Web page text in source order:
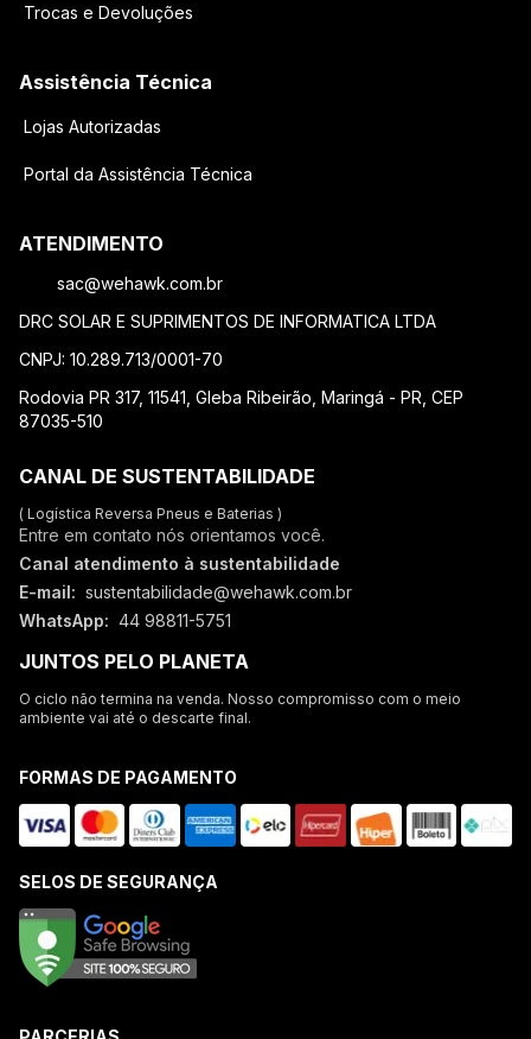
Trocas e Devoluções
Assistência Técnica
Lojas Autorizadas
Portal da Assistência Técnica
ATENDIMENTO
sac@wehawk.com.br
DRC SOLAR E SUPRIMENTOS DE INFORMATICA LTDA
CNPJ: 10.289.713/0001-70
Rodovia PR 317, 11541, Gleba Ribeirão, Maringá - PR, CEP
87035-510
CANAL DE SUSTENTABILIDADE
( Logística Reversa Pneus e Baterias )
Entre em contato nós orientamos você.
Canal atendimento à sustentabilidade
E-mail: sustentabilidade@wehawk.com.br
WhatsApp: 44 98811-5751
JUNTOS PELO PLANETA
O ciclo não termina na venda. Nosso compromisso com o meio
ambiente vai até o descarte final.
FORMAS DE PAGAMENTO
SELOS DE SEGURANÇA